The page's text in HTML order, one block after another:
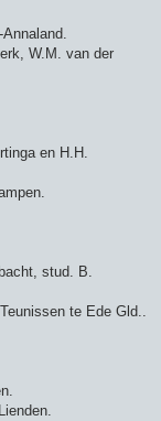
W.M. van der
en H.H.
stud. B.
te Ede Gld..